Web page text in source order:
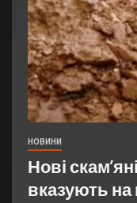
НОВИНИ
Нові
вказують на